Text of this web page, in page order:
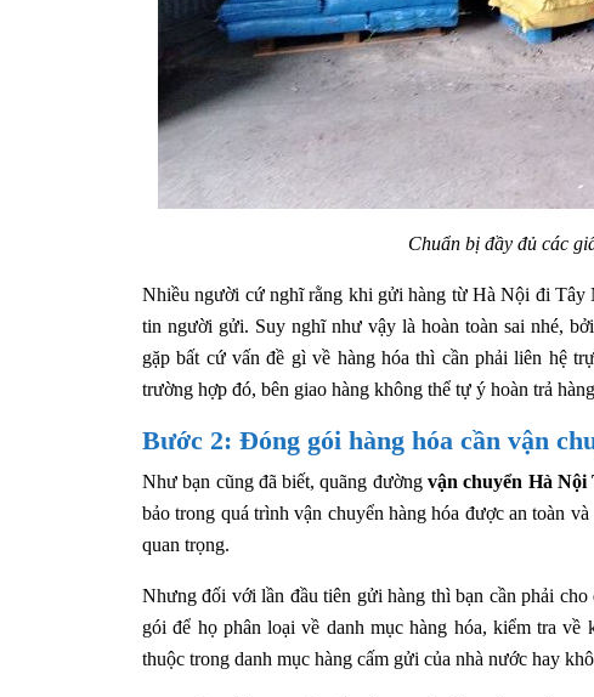
Chuẩn bị đầy đủ các
Nhiều người cứ nghĩ rằng khi gửi hàng từ Hà Nội đi
tin người gửi. Suy nghĩ như vậy là hoàn toàn sai nhé,
gặp bất cứ vấn đề gì về hàng hóa thì cần phải liên hệ
trường hợp đó, bên giao hàng không thể tự ý hoàn trả
Bước 2: Đóng gói hàng hóa cần vận
Như bạn cũng đã biết, quãng đường vận chuyển Hà Nội
bảo trong quá trình vận chuyển hàng hóa được an toàn
quan trọng.
Nhưng đối với lần đầu tiên gửi hàng thì bạn cần phải
gói để họ phân loại về danh mục hàng hóa, kiểm tra
thuộc trong danh mục hàng cấm gửi của nhà nước hay